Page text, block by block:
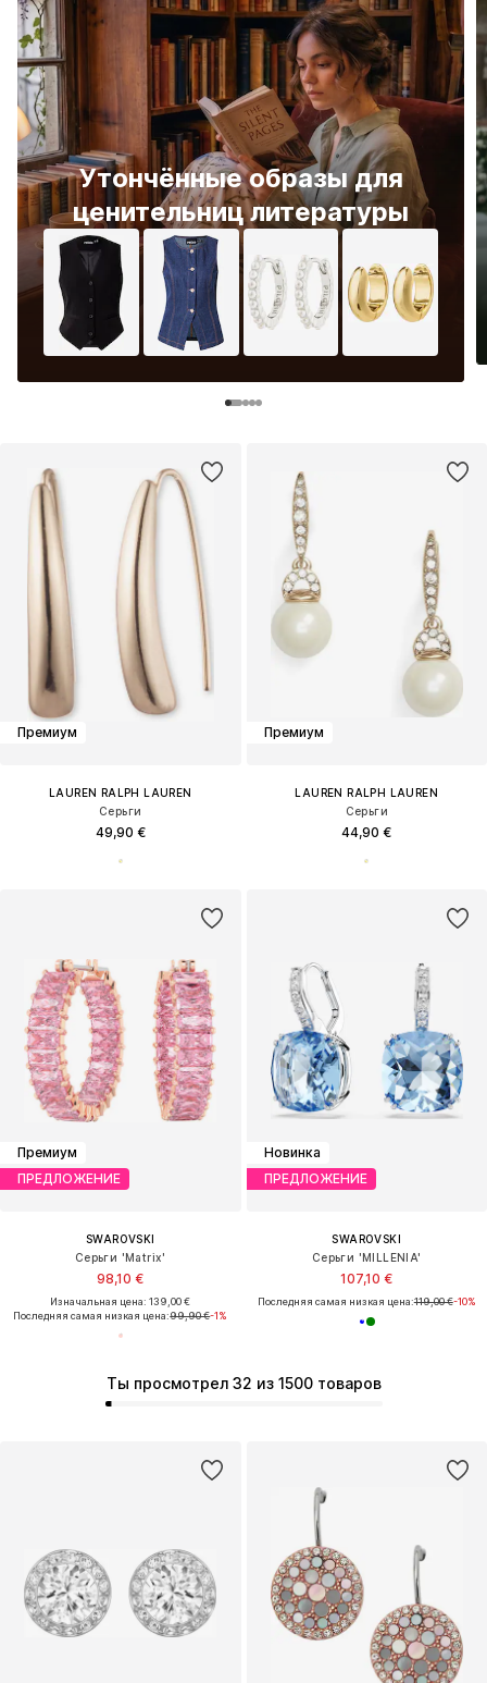
Утончённые образы для
ценительниц литературы
Премиум
LAUREN RALPH LAUREN
Серьги
49,90 €
Премиум
LAUREN RALPH LAUREN
Серьги
44,90 €
Премиум
ПРЕДЛОЖЕНИЕ
SWAROVSKI
Серьги 'Matrix'
98,10 €
Изначальная цена: 139,00 €
Последняя самая низкая цена:99,90 €-1%
Новинка
ПРЕДЛОЖЕНИЕ
SWAROVSKI
Серьги 'MILLENIA'
107,10 €
Последняя самая низкая цена:119,00 €-10%
Ты просмотрел 32 из 1500 товаров